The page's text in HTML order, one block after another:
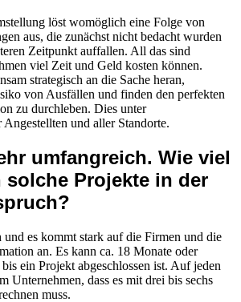
löst womöglich eine Folge von
aus, die zunächst nicht bedacht wurden
Zeitpunkt auffallen. All das sind
viel Zeit und Geld kosten können.
strategisch an die Sache heran,
von Ausfällen und finden den perfekten
zu durchleben. Dies unter
und aller Standorte.
umfangreich. Wie viel
solche Projekte in der
und es kommt stark auf die Firmen und die
an. Es kann ca. 18 Monate oder
ein Projekt abgeschlossen ist. Auf jeden
Unternehmen, dass es mit drei bis sechs
muss.